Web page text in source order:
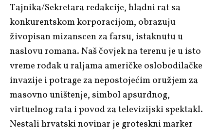
Tajnika/Sekretara redakcije, hladni rat sa
konkurentskom korporacijom, obrazuju
živopisan mizanscen za farsu, istaknutu u
naslovu romana.Naš čovjek na terenuje u isto
vreme rođak u raljama američke oslobodilačke
invazije i potrage za nepostojećim oružjem za
masovno uništenje, simbol apsurdnog,
virtuelnog rata i povod za televizijski spektakl.
Nestali hrvatski novinar je groteskni marker